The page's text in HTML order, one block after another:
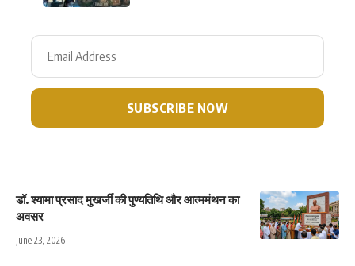
डॉ. श्यामा प्रसाद मुखर्जी की पुण्यतिथि और आत्ममंथन का
अवसर
June 23, 2026